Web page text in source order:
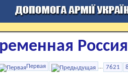
Первая ... 7621